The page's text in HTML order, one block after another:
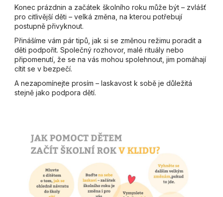
Konec prázdnin a začátek školního roku může být – zvlášť
pro citlivější děti – velká změna, na kterou potřebují
postupně přivyknout.
Přinášíme vám pár tipů, jak si se změnou režimu poradit a
děti podpořit. Společný rozhovor, malé rituály nebo
připomenutí, že se na vás mohou spolehnout, jim pomáhají
cítit se v bezpečí.
A nezapomínejte prosím – laskavost k sobě je důležitá
stejně jako podpora dětí.